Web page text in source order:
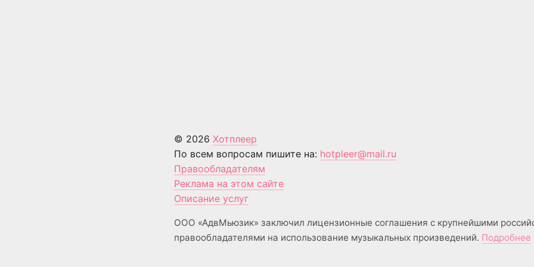
© 2026 Хотплеер
По всем вопросам пишите на: hotpleer@mail.ru
Правообладателям
Реклама на этом сайте
Описание услуг
ООО «АдвМьюзик» заключил лицензионные соглашения с крупнейшими
правообладателями на использование музыкальных произведений. Подробнее